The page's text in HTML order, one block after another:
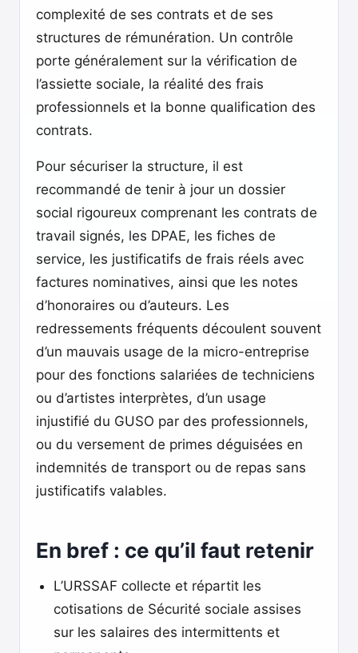
complexité de ses contrats et de ses
structures de rémunération. Un contrôle
porte généralement sur la vérification de
l’assiette sociale, la réalité des frais
professionnels et la bonne qualification des
contrats.
Pour sécuriser la structure, il est
recommandé de tenir à jour un dossier
social rigoureux comprenant les contrats de
travail signés, les DPAE, les fiches de
service, les justificatifs de frais réels avec
factures nominatives, ainsi que les notes
d’honoraires ou d’auteurs. Les
redressements fréquents découlent souvent
d’un mauvais usage de la micro-entreprise
pour des fonctions salariées de techniciens
ou d’artistes interprètes, d’un usage
injustifié du GUSO par des professionnels,
ou du versement de primes déguisées en
indemnités de transport ou de repas sans
justificatifs valables.
En bref : ce qu’il faut retenir
L’URSSAF collecte et répartit les
cotisations de Sécurité sociale assises
sur les salaires des intermittents et